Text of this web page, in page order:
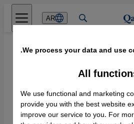
AR
أنثى":
مواجهة تسلط
We process your data and use
All
We use functional and marketing
provide you with the best website
improve our service to you. For